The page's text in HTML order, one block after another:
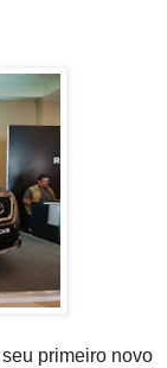
primeiro novo